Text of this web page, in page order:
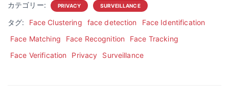
カテゴリー: PRIVACY SURVEILLANCE
タグ: Face Clustering face detection
Face Identification
Face Matching
Face Recognition
Face Tracking
Face Verification
Privacy Surveillance